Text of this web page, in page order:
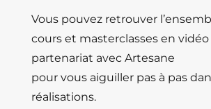
Vous pouvez retrouver
cours et masterclasses en vidéo
partenariat avec Artesane
pour vous aiguiller pas à pas
réalisations.